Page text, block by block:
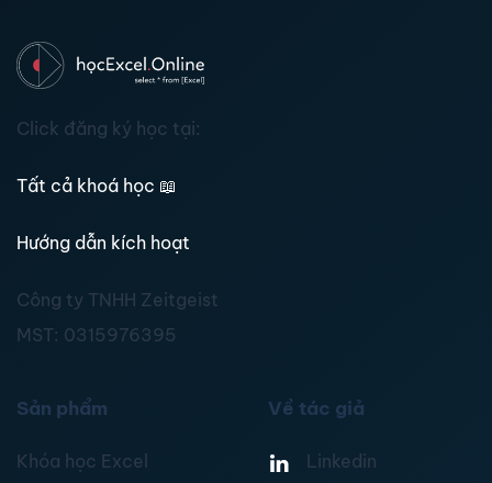
Click đăng ký học tại:
Tất cả khoá học 📖
Hướng dẫn kích hoạt
Công ty TNHH Zeitgeist
MST: 0315976395
Sản phẩm
Khóa học Excel
Về tác giả
Linkedin